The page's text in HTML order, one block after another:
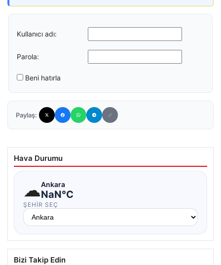
Kullanıcı adı:
Parola:
Beni hatırla
Paylaş:
Hava Durumu
☁Ankara
NaN°C
ŞEHIR SEÇ
Bizi Takip Edin